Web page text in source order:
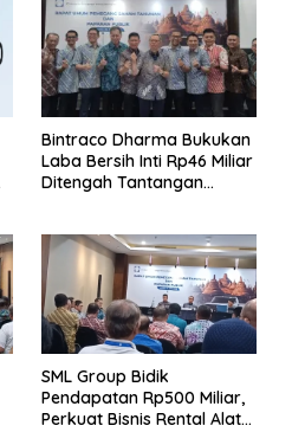
Bintraco Dharma Bukukan
Laba Bersih Inti Rp46 Miliar
Ditengah Tantangan
SML Group Bidik
Pendapatan Rp500 Miliar,
Perkuat Bisnis Rental Alat